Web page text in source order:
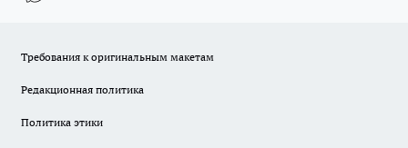
Требования к оригинальным макетам
Редакционная политика
Политика этики